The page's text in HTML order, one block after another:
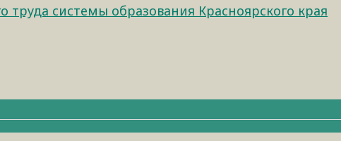
системы образования Красноярского края